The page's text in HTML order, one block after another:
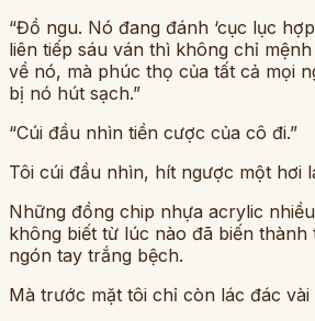
“Đồ ngu. Nó đang đánh ‘cục lục
liên tiếp sáu ván thì không chỉ
về nó, mà phúc thọ của tất cả mọi
bị nó hút sạch.”
“Cúi đầu nhìn tiền cược của cô đi.”
Tôi cúi đầu nhìn, hít ngược một hơi
Những đồng chip nhựa acrylic
không biết từ lúc nào đã biến
ngón tay trắng bệch.
Mà trước mặt tôi chỉ còn lác đác vài